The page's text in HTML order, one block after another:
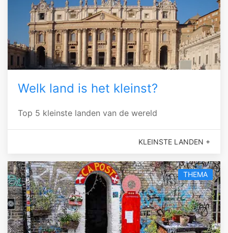
Welk land is het kleinst?
Top 5 kleinste landen van de wereld
KLEINSTE LANDEN +
THEMA